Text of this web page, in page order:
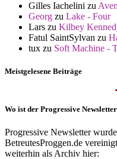
Gilles Iachelini zu
Georg zu Lake - Four
Lars zu Kilbey
Fatul SaintSylvan zu
tux zu Soft Machine -
Meistgelesene Beiträge
Wo ist der Progressive
Progressive Newsletter
BetreutesProggen.de
weiterhin als Archiv hier: